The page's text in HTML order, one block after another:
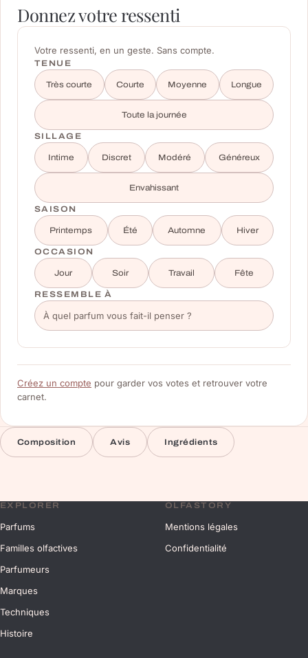
Donnez votre ressenti
Votre ressenti, en un geste. Sans compte.
TENUE
Très courte Courte Moyenne Longue
Toute la journée
SILLAGE
Intime Discret Modéré Généreux
Envahissant
SAISON
Printemps Été Automne Hiver
OCCASION
Jour Soir Travail Fête
RESSEMBLE À
Créez un compte pour garder vos votes et retrouver votre
carnet.
Composition Avis Ingrédients
EXPLORER
Parfums
Familles olfactives
Parfumeurs
Marques
Techniques
Histoire
OLFASTORY
Mentions légales
Confidentialité